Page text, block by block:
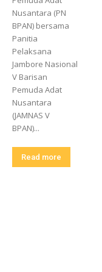
Nusantara (PN
BPAN) bersama
Panitia
Pelaksana
Jambore Nasional
V Barisan
Pemuda Adat
Nusantara
(JAMNAS V
BPAN)...
Read more